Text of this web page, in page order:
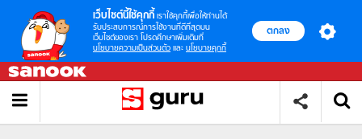
เว็บไซต์นี้ใช้คุกกี้ เราใช้คุกกี้เพื่อให้ท่านได้
รับประสบการณ์การใช้งานที่ดีที่สุดบน
เว็บไซต์ของเรา โปรดศึกษาเพิ่มเติมที่
นโยบายความเป็นส่วนตัว และ นโยบายคุกกี้
ตกลง